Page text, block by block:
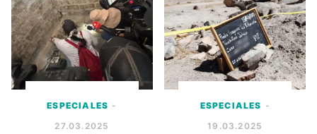
ESPECIALES -
27.03.2025
ESPECIALES -
19.03.2025